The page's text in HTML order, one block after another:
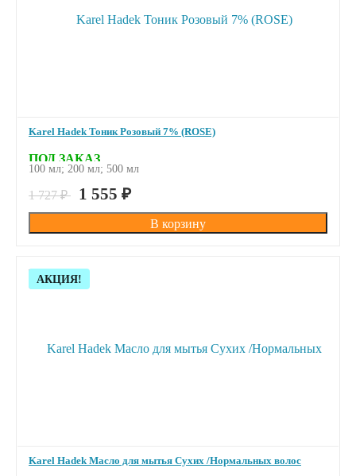
Karel Hadek Тоник Розовый 7% (ROSE)
ПОД ЗАКАЗ
100 мл; 200 мл; 500 мл
1 727₽ 1 555 ₽
Скидка!
АКЦИЯ!
Karel Hadek Mасло для мытья Сухих /Нормальных волос